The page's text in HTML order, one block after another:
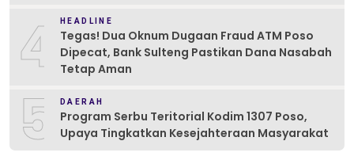
4 HEADLINE
Tegas! Dua Oknum Dugaan Fraud ATM Poso
Dipecat, Bank Sulteng Pastikan Dana Nasabah
Tetap Aman
5 DAERAH
Program Serbu Teritorial Kodim 1307 Poso,
Upaya Tingkatkan Kesejahteraan Masyarakat